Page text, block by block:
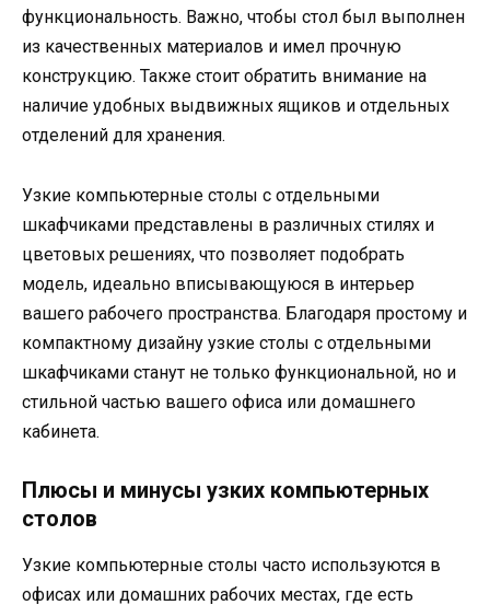
функциональность. Важно, чтобы стол был выполнен
из качественных материалов и имел прочную
конструкцию. Также стоит обратить внимание на
наличие удобных выдвижных ящиков и отдельных
отделений для хранения.
Узкие компьютерные столы с отдельными
шкафчиками представлены в различных стилях и
цветовых решениях, что позволяет подобрать
модель, идеально вписывающуюся в интерьер
вашего рабочего пространства. Благодаря простому и
компактному дизайну узкие столы с отдельными
шкафчиками станут не только функциональной, но и
стильной частью вашего офиса или домашнего
кабинета.
Плюсы и минусы узких компьютерных
столов
Узкие компьютерные столы часто используются в
офисах или домашних рабочих местах, где есть